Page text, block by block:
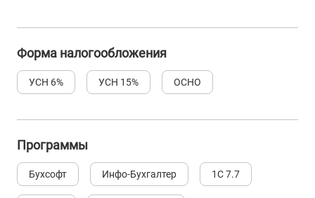
Форма налогообложения
УСН 6% УСН 15% ОСНО
Программы
Бухсофт Инфо-Бухгалтер 1С 7.7